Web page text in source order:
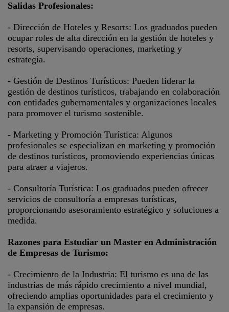
Salidas Profesionales:
- Dirección de Hoteles y Resorts: Los graduados pueden
ocupar roles de alta dirección en la gestión de hoteles y
resorts, supervisando operaciones, marketing y
estrategia.
- Gestión de Destinos Turísticos: Pueden liderar la
gestión de destinos turísticos, trabajando en colaboración
con entidades gubernamentales y organizaciones locales
para promover el turismo sostenible.
- Marketing y Promoción Turística: Algunos
profesionales se especializan en marketing y promoción
de destinos turísticos, promoviendo experiencias únicas
para atraer a viajeros.
- Consultoría Turística: Los graduados pueden ofrecer
servicios de consultoría a empresas turísticas,
proporcionando asesoramiento estratégico y soluciones a
medida.
Razones para Estudiar un Master en Administración
de Empresas de Turismo:
- Crecimiento de la Industria: El turismo es una de las
industrias de más rápido crecimiento a nivel mundial,
ofreciendo amplias oportunidades para el crecimiento y
la expansión de empresas.